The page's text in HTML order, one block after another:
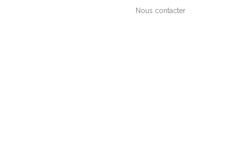
Nous contacter